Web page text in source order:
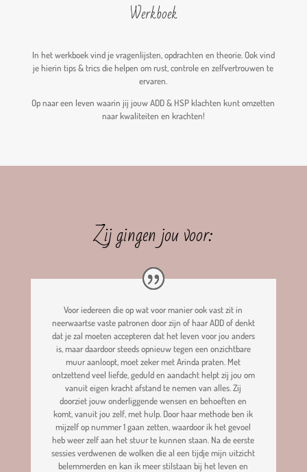
Werkboek
In het werkboek vind je vragenlijsten, opdrachten en theorie. Ook vind
je hierin tips & trics die helpen om rust, controle en zelfvertrouwen te
ervaren.
Op naar een leven waarin jij jouw ADD & HSP klachten kunt omzetten
naar kwaliteiten en krachten!
Zij gingen jou voor:
Voor iedereen die op wat voor manier ook vast zit in
neerwaartse vaste patronen door zijn of haar ADD of denkt
dat je zal moeten accepteren dat het leven voor jou anders
is, maar daardoor steeds opnieuw tegen een onzichtbare
muur aanloopt, moet zeker met Arinda praten. Met
ontzettend veel liefde, geduld en aandacht helpt zij jou om
vanuit eigen kracht afstand te nemen van alles. Zij
doorziet jouw onderliggende wensen en behoeften en
komt, vanuit jou zelf, met hulp. Door haar methode ben ik
mijzelf op nummer 1 gaan zetten, waardoor ik het gevoel
heb weer zelf aan het stuur te kunnen staan. Na de eerste
sessies verdwenen de wolken die al een tijdje mijn uitzicht
belemmerden en kan ik meer stilstaan bij het leven en